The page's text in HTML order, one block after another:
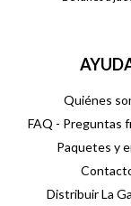
Quiénes
FAQ - Preguntas
Paquetes y
Distribuir La